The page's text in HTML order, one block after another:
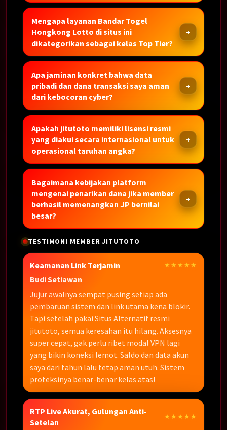
Mengapa layanan Bandar Togel
Hongkong Lotto di situs ini
dikategorikan sebagai kelas Top Tier?
Apa jaminan konkret bahwa data
pribadi dan dana transaksi saya aman
dari kebocoran cyber?
Apakah jitutoto memiliki lisensi resmi
yang diakui secara internasional untuk
operasional taruhan angka?
Bagaimana kebijakan platform
mengenai penarikan dana jika member
berhasil memenangkan JP bernilai
besar?
TESTIMONI MEMBER JITUTOTO
Keamanan Link Terjamin ★★★★★
Budi Setiawan
Jujur awalnya sempat pusing setiap ada
pembaruan sistem dan link utama kena blokir.
Tapi setelah pakai Situs Alternatif resmi
jitutoto, semua keresahan itu hilang. Aksesnya
super cepat, gak perlu ribet modal VPN lagi
yang bikin koneksi lemot. Saldo dan data akun
saya dari tahun lalu tetap aman utuh. Sistem
proteksinya benar-benar kelas atas!
RTP Live Akurat, Gulungan Anti-
Setelan
★★★★★